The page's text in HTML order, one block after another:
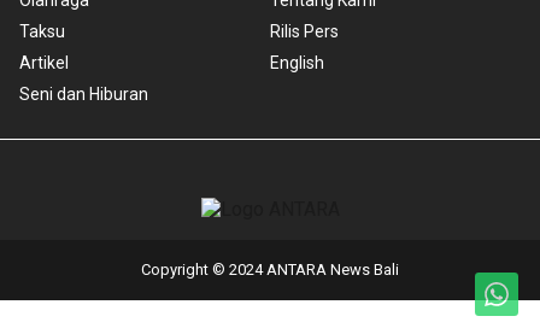
Taksu
Artikel
Seni dan Hiburan
Rilis Pers
English
Copyright © 2024 ANTARA News Bali